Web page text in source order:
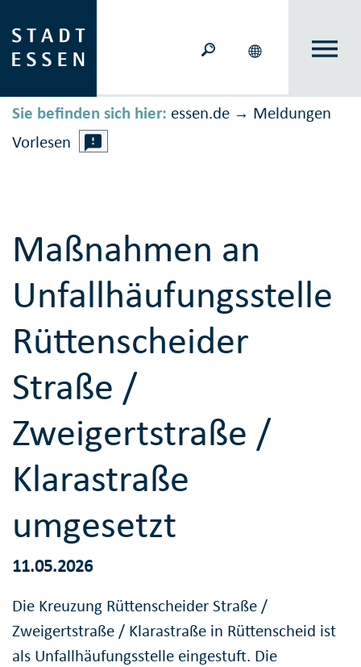
Sie befinden sich hier: essen.de → Meldungen
Vorlesen
Maßnahmen an
Unfallhäufungsstelle
Rüttenscheider
Straße /
Zweigertstraße /
Klarastraße
umgesetzt
11.05.2026
Die Kreuzung Rüttenscheider Straße /
Zweigertstraße / Klarastraße in Rüttenscheid ist
als Unfallhäufungsstelle eingestuft. Die